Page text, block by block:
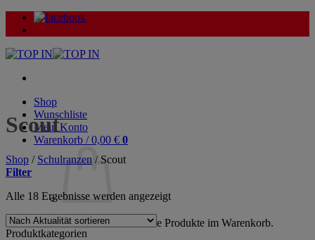
Zum
Inhalt
Shop
Wunschliste
Mein Konto
Warenkorb /0,00 € 0
Es befinden sich keine Produkte im Warenkorb.
Scout
Shop / Schulranzen /Scout
Filter
Alle 18 Ergebnisse werden angezeigtNach
sortiert
Produktkategorien